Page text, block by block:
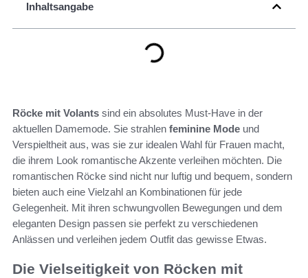
Inhaltsangabe
Röcke mit Volants sind ein absolutes Must-Have in der
aktuellen Damemode. Sie strahlen feminine Mode und
Verspieltheit aus, was sie zur idealen Wahl für Frauen macht,
die ihrem Look romantische Akzente verleihen möchten. Die
romantischen Röcke sind nicht nur luftig und bequem, sondern
bieten auch eine Vielzahl an Kombinationen für jede
Gelegenheit. Mit ihren schwungvollen Bewegungen und dem
eleganten Design passen sie perfekt zu verschiedenen
Anlässen und verleihen jedem Outfit das gewisse Etwas.
Die Vielseitigkeit von Röcken mit